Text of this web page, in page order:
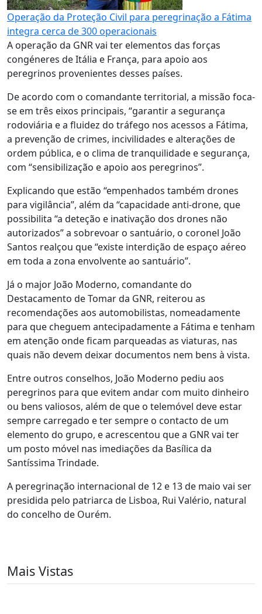
Operação da Proteção Civil para peregrinação a Fátima
integra cerca de 300 operacionais
A operação da GNR vai ter elementos das forças
congéneres de Itália e França, para apoio aos
peregrinos provenientes desses países.
De acordo com o comandante territorial, a missão foca-
se em três eixos principais, “garantir a segurança
rodoviária e a fluidez do tráfego nos acessos a Fátima,
a prevenção de crimes, incivilidades e alterações de
ordem pública, e o clima de tranquilidade e segurança,
com “sensibilização e apoio aos peregrinos”.
Explicando que estão “empenhados também drones
para vigilância”, além da “capacidade anti-drone, que
possibilita “a deteção e inativação dos drones não
autorizados” a sobrevoar o santuário, o coronel João
Santos realçou que “existe interdição de espaço aéreo
em toda a zona envolvente ao santuário”.
Já o major João Moderno, comandante do
Destacamento de Tomar da GNR, reiterou as
recomendações aos automobilistas, nomeadamente
para que cheguem antecipadamente a Fátima e tenham
em atenção onde ficam parqueadas as viaturas, nas
quais não devem deixar documentos nem bens à vista.
Entre outros conselhos, João Moderno pediu aos
peregrinos para que evitem andar com muito dinheiro
ou bens valiosos, além de que o telemóvel deve estar
sempre carregado e ter sempre o contacto de um
elemento do grupo, e acrescentou que a GNR vai ter
um posto móvel nas imediações da Basílica da
Santíssima Trindade.
A peregrinação internacional de 12 e 13 de maio vai ser
presidida pelo patriarca de Lisboa, Rui Valério, natural
do concelho de Ourém.
Mais Vistas